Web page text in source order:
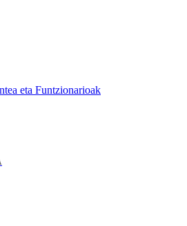
eta Funtzionarioak